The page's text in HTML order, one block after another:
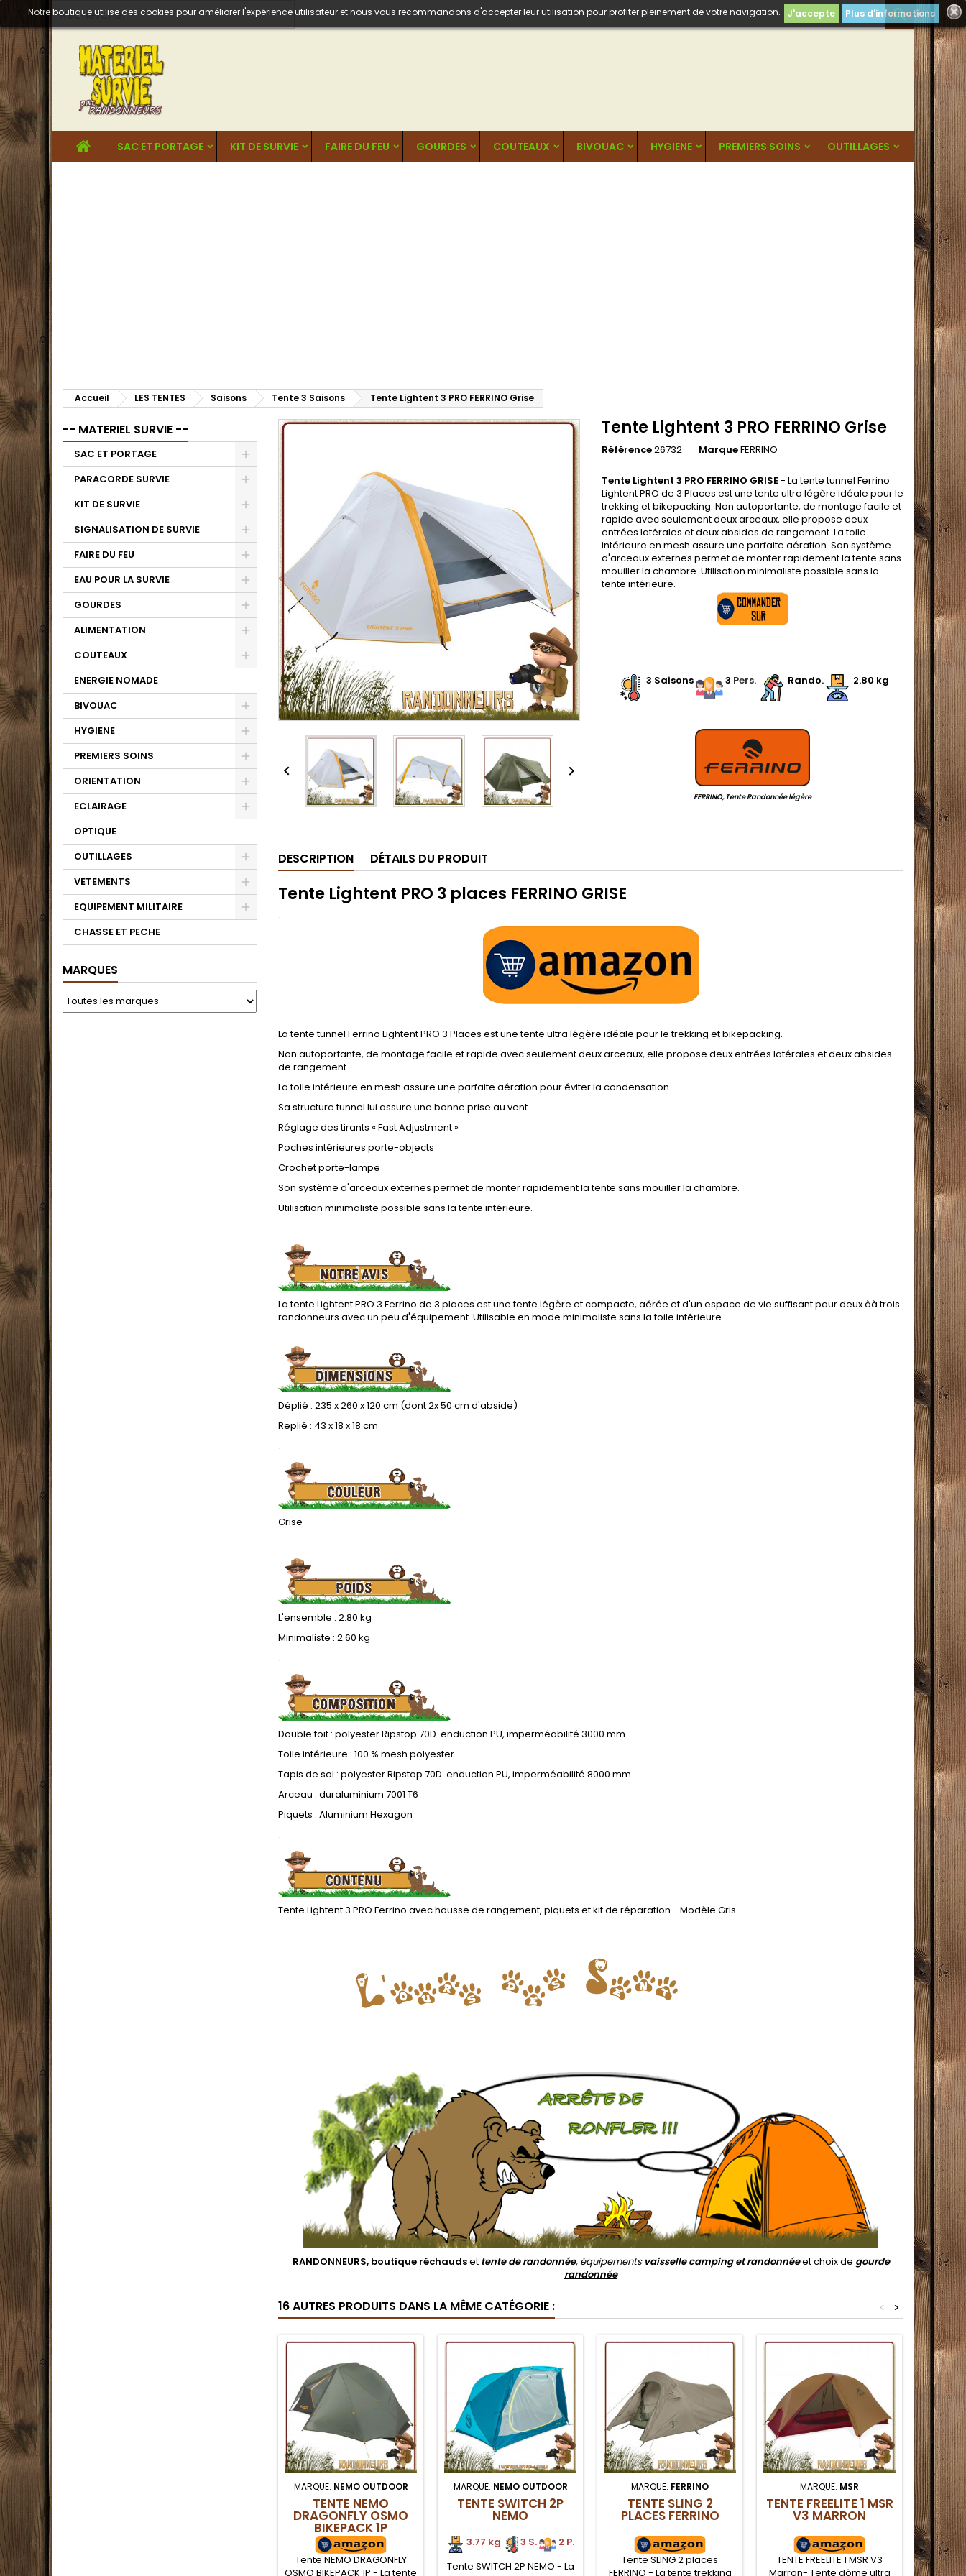

Notre boutique utilise des cookies pour améliorer l'expérience utilisateur et nous vous recommandons d'accepter leur utilisation pour profiter pleinement de votre navigation. J'accepte Plus d'informations
SAC ET PORTAGE KIT DE SURVIE FAIRE DU FEU GOURDES COUTEAUX BIVOUAC HYGIENE PREMIERS SOINS OUTILLAGES
Accueil LES TENTES Saisons Tente 3 Saisons Tente Lightent 3 PRO FERRINO Grise
-- MATERIEL SURVIE --
SAC ET PORTAGE
PARACORDE SURVIE
KIT DE SURVIE
SIGNALISATION DE SURVIE
FAIRE DU FEU
EAU POUR LA SURVIE
GOURDES
ALIMENTATION
COUTEAUX
ENERGIE NOMADE
BIVOUAC
HYGIENE
PREMIERS SOINS
ORIENTATION
ECLAIRAGE
OPTIQUE
OUTILLAGES
VETEMENTS
EQUIPEMENT MILITAIRE
CHASSE ET PECHE
MARQUES
 
Tente Lightent 3 PRO FERRINO Grise
Référence26732 MarqueFERRINO
Tente Lightent 3 PRO FERRINO GRISE- La tente tunnel Ferrino
Lightent PRO de 3 Places est une tente ultra légère idéale pour le
trekking et bikepacking. Non autoportante, de montage facile et
rapide avec seulement deux arceaux, elle propose deux
entrées latérales et deux absides de rangement. La toile
intérieure en mesh assure une parfaite aération. Son système
d'arceaux externes permet de monter rapidement la tente sans
mouiller la chambre. Utilisation minimaliste possible sans la
tente intérieure.
3 Saisons
3 Pers. Rando. 2.80 kg
FERRINO, Tente Randonnée légère
DESCRIPTION DÉTAILS DU PRODUIT
Tente Lightent PRO 3 places FERRINO GRISE
.
La tente tunnel Ferrino Lightent PRO 3 Places est une tente ultra légère idéale pour le trekking et bikepacking.
Non autoportante, de montage facile et rapide avec seulement deux arceaux, elle propose deux entrées latérales et deux absides
de rangement.
La toile intérieure en mesh assure une parfaite aération pour éviter la condensation
Sa structure tunnel lui assure une bonne prise au vent
Réglage des tirants « Fast Adjustment »
Poches intérieures porte-objects
Crochet porte-lampe
Son système d'arceaux externes permet de monter rapidement la tente sans mouiller la chambre.
Utilisation minimaliste possible sans la tente intérieure.
.
La tente Lightent PRO 3 Ferrino de 3 places est une tente légère et compacte, aérée et d'un espace de vie suffisant pour deux àà trois
randonneurs avec un peu d'équipement. Utilisable en mode minimaliste sans la toile intérieure
.
Déplié : 235 x 260 x 120 cm (dont 2x 50 cm d'abside)
Replié : 43 x 18 x 18 cm
.
Grise
.
L'ensemble : 2.80 kg
Minimaliste : 2.60 kg
.
Double toit : polyester Ripstop 70D enduction PU, imperméabilité 3000 mm
Toile intérieure : 100 % mesh polyester
Tapis de sol : polyester Ripstop 70D enduction PU, imperméabilité 8000 mm
Arceau : duraluminium 7001 T6
Piquets : Aluminium Hexagon
.
Tente Lightent 3 PRO Ferrino avec housse de rangement, piquets et kit de réparation - Modèle Gris
.
RANDONNEURS, boutique réchaudset tente de randonnée, équipements vaisselle camping et randonnéeet choix de gourde
randonnée
16 AUTRES PRODUITS DANS LA MÊME CATÉGORIE : >
<
MARQUE: NEMO OUTDOOR
TENTE NEMO
DRAGONFLY OSMO
BIKEPACK 1P
Tente NEMO DRAGONFLY
OSMO BIKEPACK 1P - La tente
MARQUE: NEMO OUTDOOR
TENTE SWITCH 2P
NEMO
3.77 kg 3 S.
2 P.
Tente SWITCH 2P NEMO - La
MARQUE: FERRINO
TENTE SLING 2
PLACES FERRINO
Tente SLING 2 places
FERRINO - La tente trekking
MARQUE: MSR
TENTE FREELITE 1 MSR
V3 MARRON
TENTE FREELITE 1 MSR V3
Marron- Tente dôme ultra
TENTE
Tente